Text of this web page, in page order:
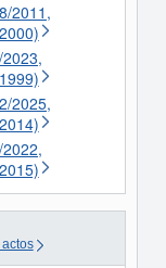
2011,
2025,